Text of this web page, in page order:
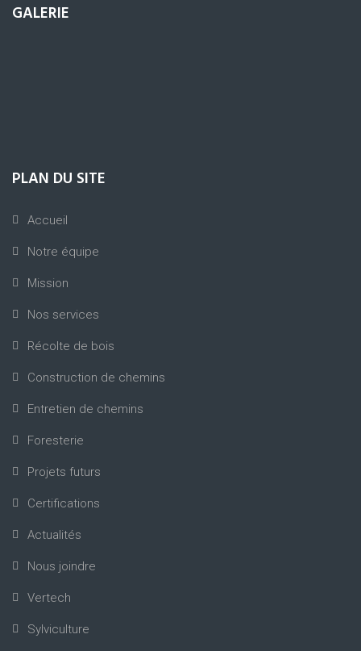
GALERIE
PLAN DU SITE
Accueil
Notre équipe
Mission
Nos services
Récolte de bois
Construction de chemins
Entretien de chemins
Foresterie
Projets futurs
Certifications
Actualités
Nous joindre
Vertech
Sylviculture